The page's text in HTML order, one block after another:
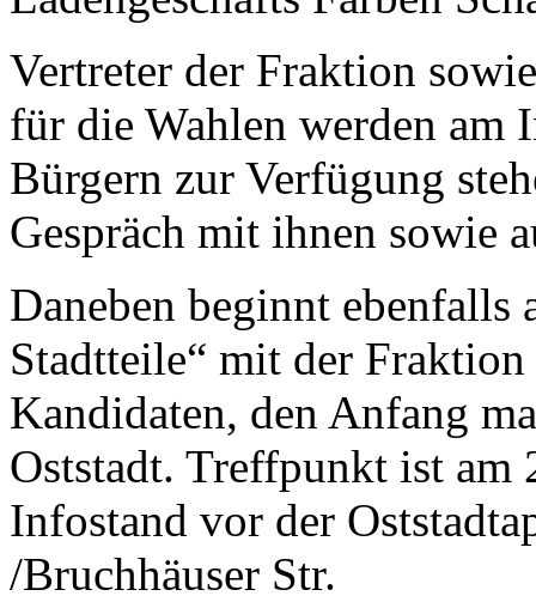
Vertreter der Fraktion
für die Wahlen werden am
Bürgern zur Verfügung
Gespräch mit ihnen sowie
Daneben beginnt
Stadtteile“ mit der
Kandidaten, den Anfang
Oststadt. Treffpunkt ist
Infostand vor der
/Bruchhäuser Str.